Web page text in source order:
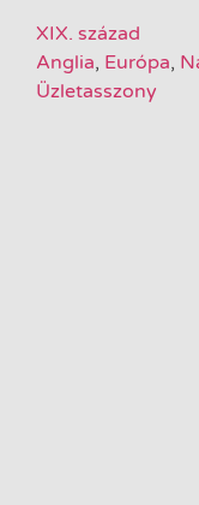
XIX. század
Anglia, Európa,
Üzletasszony